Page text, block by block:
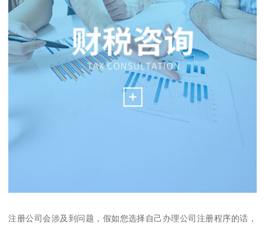
注册公司会涉及到问题，假如您选择自己办理公司注册程序的话，